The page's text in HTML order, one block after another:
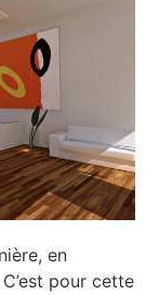
en
pour cette